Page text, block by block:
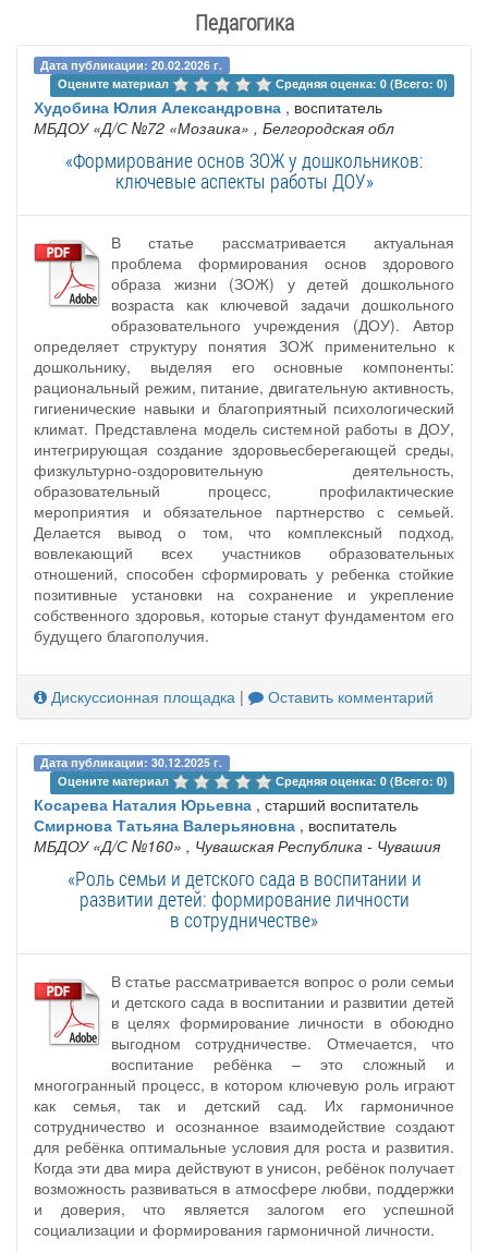
Педагогика
Дата публикации: 20.02.2026 г.
Оцените материал
Средняя оценка: 0 (Всего: 0)
Худобина Юлия Александровна , воспитатель
МБДОУ «Д/С №72 «Мозаика» , Белгородская обл
«Формирование основ ЗОЖ у дошкольников:
ключевые аспекты работы ДОУ»
В статье рассматривается актуальная
проблема формирования основ здорового
образа жизни (ЗОЖ) у детей дошкольного
возраста как ключевой задачи дошкольного
образовательного учреждения (ДОУ). Автор
определяет структуру понятия ЗОЖ применительно к
дошкольнику, выделяя его основные компоненты:
рациональный режим, питание, двигательную активность,
гигиенические навыки и благоприятный психологический
климат. Представлена модель системной работы в ДОУ,
интегрирующая создание здоровьесберегающей среды,
физкультурно-оздоровительную деятельность,
образовательный процесс, профилактические
мероприятия и обязательное партнерство с семьей.
Делается вывод о том, что комплексный подход,
вовлекающий всех участников образовательных
отношений, способен сформировать у ребенка стойкие
позитивные установки на сохранение и укрепление
собственного здоровья, которые станут фундаментом его
будущего благополучия.
Дискуссионная площадка | Оставить комментарий
Дата публикации: 30.12.2025 г.
Оцените материал
Средняя оценка: 0 (Всего: 0)
Косарева Наталия Юрьевна , старший воспитатель
Смирнова Татьяна Валерьяновна , воспитатель
МБДОУ «Д/С №160» , Чувашская Республика - Чувашия
«Роль семьи и детского сада в воспитании и
развитии детей: формирование личности
в сотрудничестве»
В статье рассматривается вопрос о роли семьи
и детского сада в воспитании и развитии детей
в целях формирование личности в обоюдно
выгодном сотрудничестве. Отмечается, что
воспитание ребёнка – это сложный и
многогранный процесс, в котором ключевую роль играют
как семья, так и детский сад. Их гармоничное
сотрудничество и осознанное взаимодействие создают
для ребёнка оптимальные условия для роста и развития.
Когда эти два мира действуют в унисон, ребёнок получает
возможность развиваться в атмосфере любви, поддержки
и доверия, что является залогом его успешной
социализации и формирования гармоничной личности.